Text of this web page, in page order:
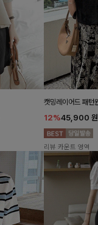
캣밍레이어드 패턴
12%45,900 원
리뷰 카운트 영역